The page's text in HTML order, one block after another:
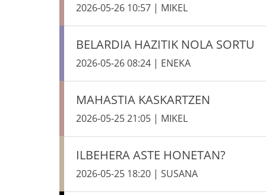
2026-05-26 10:57 | MIKEL
BELARDIA HAZITIK NOLA SORTU
2026-05-26 08:24 | ENEKA
MAHASTIA KASKARTZEN
2026-05-25 21:05 | MIKEL
ILBEHERA ASTE HONETAN?
2026-05-25 18:20 | SUSANA